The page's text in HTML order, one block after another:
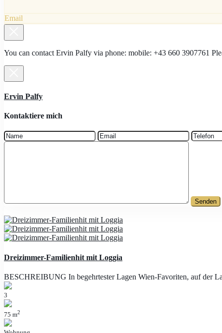
Email
You can contact Ervin Palfy via phone: mobile: +43 660 3907761
Ervin Palfy
Kontaktiere mich
Dreizimmer-Familienhit mit Loggia
BESCHREIBUNG In begehrtester Lagen Wien-Favoriten, auf der
3
75 m2